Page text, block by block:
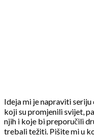
Ideja mi je napraviti
koji su promjenili svijet,
njih i koje bi preporučili
trebali težiti. Pišite mi u